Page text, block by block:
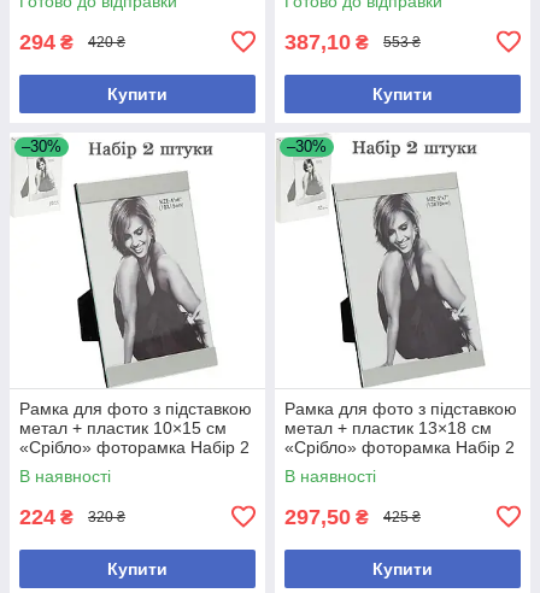
294 ₴ 420 ₴
Купити
387,10 ₴ 553 ₴
Купити
–30%
Рамка для фото з підставкою
метал + пластик 10×15 см
«Срібло» фоторамка Набір 2
шт
В наявності
224 ₴ 320 ₴
Купити
–30%
Рамка для фото з підставкою
метал + пластик 13×18 см
«Срібло» фоторамка Набір 2
шт
В наявності
297,50 ₴ 425 ₴
Купити